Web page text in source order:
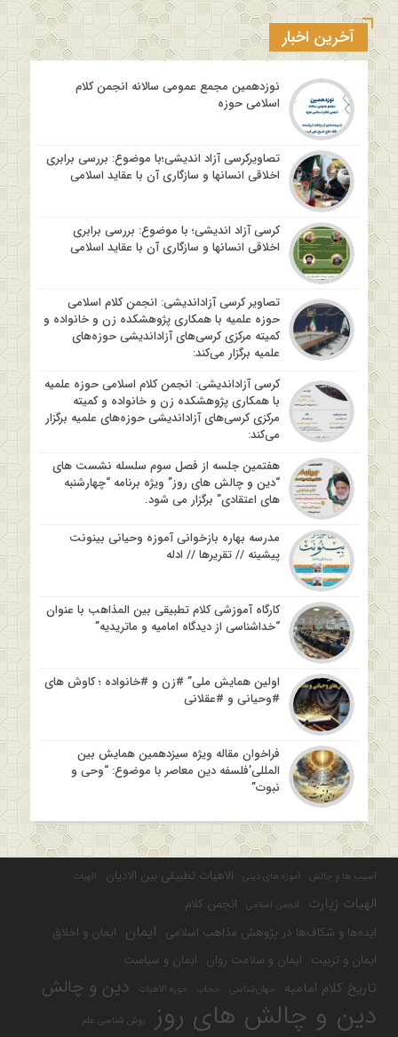
آخرین اخبار
نوزدهمین مجمع عمومی سالانه انجمن کلام
اسلامی حوزه
تصاویرکرسی آزاد اندیشی؛با موضوع: بررسی برابری
اخلاقی انسانها و سازگاری آن با عقاید اسلامی
کرسی آزاد اندیشی؛ با موضوع: بررسی برابری
اخلاقی انسانها و سازگاری آن با عقاید اسلامی
تصاویر کرسی آزاداندیشی: انجمن کلام اسلامی
حوزه علمیه با همکاری پژوهشکده زن و خانواده و
کمیته مرکزی کرسی‌های آزاداندیشی حوزه‌های
علمیه برگزار می‌کند:
کرسی آزاداندیشی: انجمن کلام اسلامی حوزه علمیه
با همکاری پژوهشکده زن و خانواده و کمیته
مرکزی کرسی‌های آزاداندیشی حوزه‌های علمیه برگزار
می‌کند:
هفتمین جلسه از فصل سوم سلسله نشست های
“دین و چالش های روز” ویژه برنامه “چهارشنبه
های اعتقادی” برگزار می شود.
مدرسه بهاره بازخوانی آموزه وحیانی بینونت
پیشینه // تقریرها // ادله
کارگاه آموزشی کلام تطبیقی بین المذاهب با عنوان
“خداشناسی از دیدگاه امامیه و ماتریدیه”
اولین همایش ملی” #زن و #خانواده ؛ کاوش های
#وحیانی و #عقلانی
فراخوان مقاله ویژه سیزدهمین همایش بین
المللی’فلسفه دین معاصر با موضوع: “وحی و
نبوت”
آسیب ها و چالش آموزه های دینی الاهیات تطبیقی بین الادیان الهیات
الهیات زیارت انجمن اسلامی
انجمن کلام
ایده‌ها و شکاف‌ها در پژوهش مذاهب اسلامی ایمان ایمان و اخلاق
ایمان و تربیت ایمان و سلامت روان ایمان و سیاست
تاریخ کلام امامیه جهان‌شناسی حجاب حوزه الاهیات دین و چالش
دین و چالش های روز روش شناسی علم